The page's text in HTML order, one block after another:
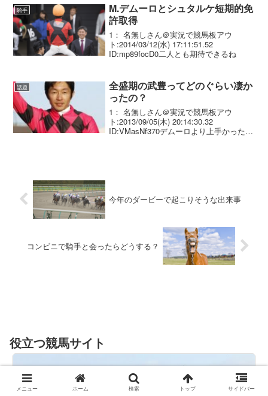
騎手
M.デムーロとシュタルケ短期的免
許取得
1： 名無しさん＠実況で競馬板アウ
ト:2014/03/12(水) 17:11:51.52
ID:mp89focD0二人とも期待できるね
話題
全盛期の武豊ってどのぐらい凄か
ったの？
1： 名無しさん＠実況で競馬板アウ
ト:2013/09/05(木) 20:14:30.32
ID:VMasNf370デムーロより上手かった
今年のダービーで起こりそうな出来事
コンビニで騎手と会ったらどうする？
役立つ競馬サイト
メニュー ホーム 検索 トップ サイドバー